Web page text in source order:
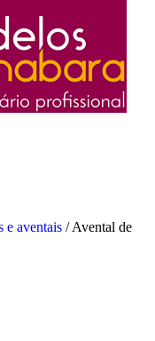
e aventais / Avental de